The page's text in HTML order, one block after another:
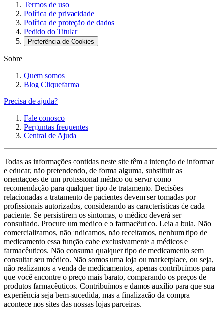
Termos de uso
Política de privacidade
Política de proteção de dados
Pedido do Titular
Preferência de Cookies
Sobre
Quem somos
Blog Cliquefarma
Precisa de ajuda?
Fale conosco
Perguntas frequentes
Central de Ajuda
Todas as informações contidas neste site têm a intenção de informar
e educar, não pretendendo, de forma alguma, substituir as
orientações de um profissional médico ou servir como
recomendação para qualquer tipo de tratamento. Decisões
relacionadas a tratamento de pacientes devem ser tomadas por
profissionais autorizados, considerando as características de cada
paciente. Se persistirem os sintomas, o médico deverá ser
consultado. Procure um médico e o farmacêutico. Leia a bula. Não
comercializamos, não indicamos, não receitamos, nenhum tipo de
medicamento essa função cabe exclusivamente a médicos e
farmacêuticos. Não consuma qualquer tipo de medicamento sem
consultar seu médico. Não somos uma loja ou marketplace, ou seja,
não realizamos a venda de medicamentos, apenas contribuímos para
que você encontre o preço mais barato, comparando os preços de
produtos farmacêuticos. Contribuímos e damos auxílio para que sua
experiência seja bem-sucedida, mas a finalização da compra
acontece nos sites das nossas lojas parceiras.